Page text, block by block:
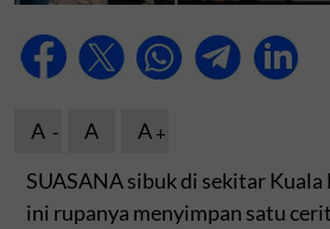
A A
A
SUASANA sibuk di sekitar
ini rupanya menyimpan satu